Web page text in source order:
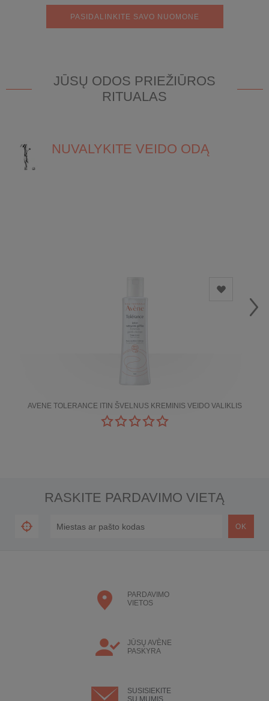
PASIDALINKITE SAVO NUOMONE
JŪSŲ ODOS PRIEŽIŪROS
RITUALAS
NUVALYKITE VEIDO ODĄ
AVENE TOLERANCE ITIN ŠVELNUS KREMINIS VEIDO VALIKLIS
RASKITE PARDAVIMO VIETĄ
PARDAVIMO
VIETOS
JŪSŲ AVÈNE
PASKYRA
SUSISIEKITE
SU MUMIS